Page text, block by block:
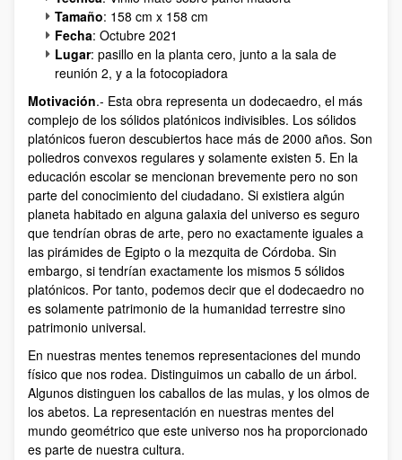
Tamaño: 158 cm x 158 cm
Fecha: Octubre 2021
Lugar: pasillo en la planta cero, junto a la sala de
reunión 2, y a la fotocopiadora
Motivación.- Esta obra representa un dodecaedro, el más
complejo de los sólidos platónicos indivisibles. Los sólidos
platónicos fueron descubiertos hace más de 2000 años. Son
poliedros convexos regulares y solamente existen 5. En la
educación escolar se mencionan brevemente pero no son
parte del conocimiento del ciudadano. Si existiera algún
planeta habitado en alguna galaxia del universo es seguro
que tendrían obras de arte, pero no exactamente iguales a
las pirámides de Egipto o la mezquita de Córdoba. Sin
embargo, si tendrían exactamente los mismos 5 sólidos
platónicos. Por tanto, podemos decir que el dodecaedro no
es solamente patrimonio de la humanidad terrestre sino
patrimonio universal.
En nuestras mentes tenemos representaciones del mundo
físico que nos rodea. Distinguimos un caballo de un árbol.
Algunos distinguen los caballos de las mulas, y los olmos de
los abetos. La representación en nuestras mentes del
mundo geométrico que este universo nos ha proporcionado
es parte de nuestra cultura.